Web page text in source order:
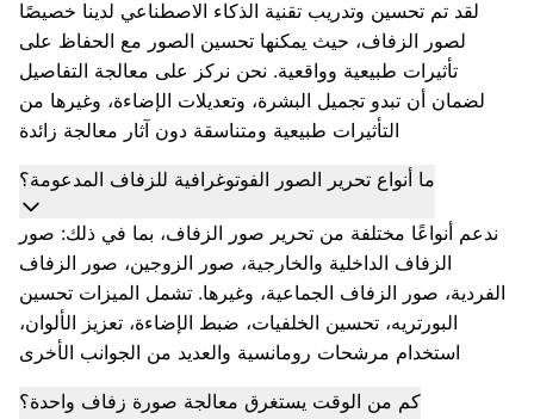
لقد تم تحسين وتدريب تقنية الذكاء الاصطناعي لدينا خصيصًا
لصور الزفاف، حيث يمكنها تحسين الصور مع الحفاظ على
تأثيرات طبيعية وواقعية. نحن نركز على معالجة التفاصيل
لضمان أن تبدو تجميل البشرة، وتعديلات الإضاءة، وغيرها من
التأثيرات طبيعية ومتناسقة دون آثار معالجة زائدة
ما أنواع تحرير الصور الفوتوغرافية للزفاف المدعومة؟
ندعم أنواعًا مختلفة من تحرير صور الزفاف، بما في ذلك: صور
الزفاف الداخلية والخارجية، صور الزوجين، صور الزفاف
الفردية، صور الزفاف الجماعية، وغيرها. تشمل الميزات تحسين
البورتريه، تحسين الخلفيات، ضبط الإضاءة، تعزيز الألوان،
استخدام مرشحات رومانسية والعديد من الجوانب الأخرى
كم من الوقت يستغرق معالجة صورة زفاف واحدة؟